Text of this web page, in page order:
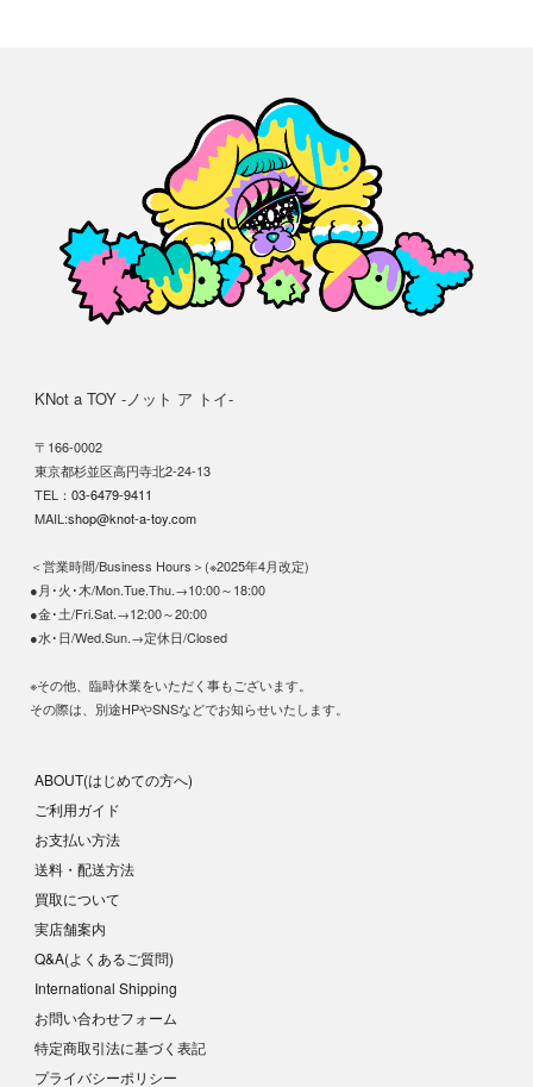
KNot a TOY -ノット ア トイ-
〒166-0002
東京都杉並区高円寺北2-24-13
TEL： 03-6479-9411
MAIL:shop@knot-a-toy.com
＜営業時間/Business Hours＞(※2025年4月改定)
●月･火･木/Mon.Tue.Thu.→10:00～18:00
●金･土/Fri.Sat.→12:00～20:00
●水･日/Wed.Sun.→定休日/Closed
※その他、臨時休業をいただく事もございます。
その際は、別途HPやSNSなどでお知らせいたします。
ABOUT(はじめての方へ)
ご利用ガイド
お支払い方法
送料・配送方法
買取について
実店舗案内
Q&A(よくあるご質問)
International Shipping
お問い合わせフォーム
特定商取引法に基づく表記
プライバシーポリシー